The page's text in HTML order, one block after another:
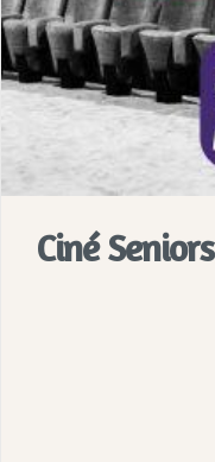
Ciné Seniors